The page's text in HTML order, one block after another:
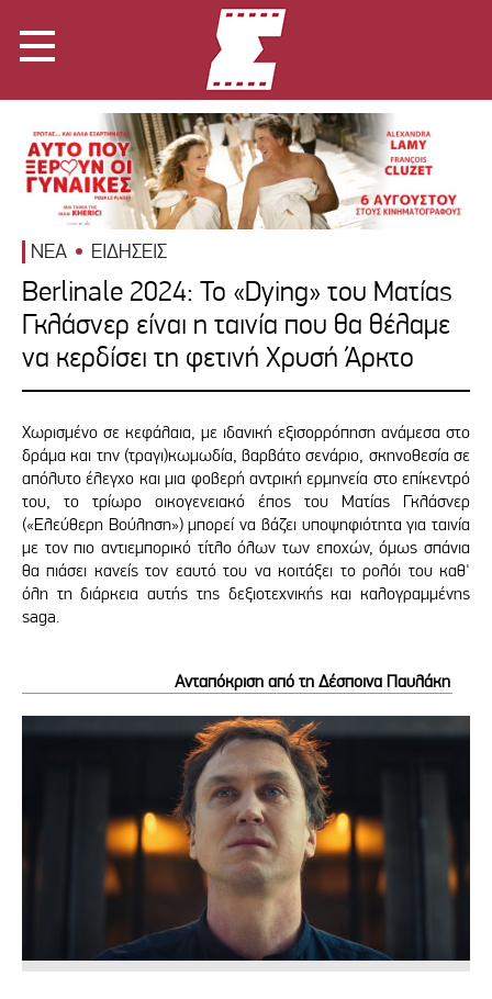
ΝΕΑ ΕΙΔΗΣΕΙΣ
Berlinale 2024: Το «Dying» του Ματίας
Γκλάσνερ είναι η ταινία που θα θέλαμε
να κερδίσει τη φετινή Χρυσή Άρκτο
Χωρισμένο σε κεφάλαια, με ιδανική εξισορρόπηση ανάμεσα στο
δράμα και την (τραγι)κωμωδία, βαρβάτο σενάριο, σκηνοθεσία σε
απόλυτο έλεγχο και μια φοβερή αντρική ερμηνεία στο επίκεντρό
του, το τρίωρο οικογενειακό έπος του Ματίας Γκλάσνερ
(«Ελεύθερη Βούληση») μπορεί να βάζει υποψηφιότητα για ταινία
με τον πιο αντιεμπορικό τίτλο όλων των εποχών, όμως σπάνια
θα πιάσει κανείς τον εαυτό του να κοιτάξει το ρολόι του καθ'
όλη τη διάρκεια αυτής της δεξιοτεχνικής και καλογραμμένης
saga.
Ανταπόκριση από τη Δέσποινα Παυλάκη